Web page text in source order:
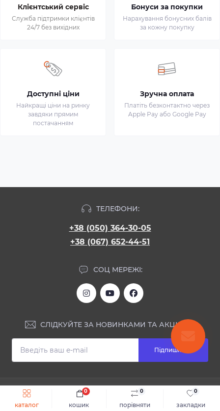
каталог порівняти
0
закладки
0
кошик
0
Швидке замовлення До кошика
Клієнтський сервіс
Служба підтримки клієнтів
24/7 без вихідних
Бонуси за покупки
Нарахування бонусних балів
за кожну покупку
Доступні ціни
Найкращі ціни на ринку
завдяки прямим
постачанням
Зручна оплата
Платіть безконтактно через
Apple Pay або Google Pay
ТЕЛЕФОНИ:
+38 (050) 364-30-05
+38 (067) 652-44-51
СОЦ МЕРЕЖІ:
СЛІДКУЙТЕ ЗА НОВИНКАМИ ТА АКЦІЯМИ:
Підпишіться
ІНФОРМАЦІЯ